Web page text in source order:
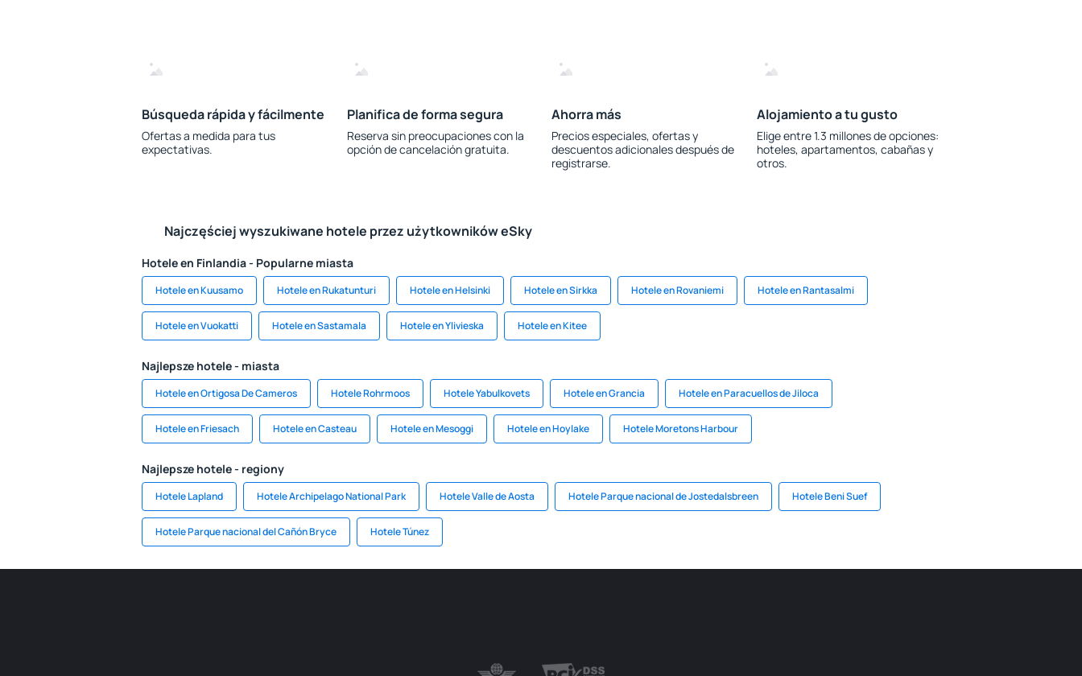
Búsqueda rápida y fácilmente
Ofertas a medida para tus
expectativas.
Planifica de forma segura
Reserva sin preocupaciones con la
opción de cancelación gratuita.
Ahorra más
Precios especiales, ofertas y
descuentos adicionales después de
registrarse.
Alojamiento a tu gusto
Elige entre 1.3 millones de opciones:
hoteles, apartamentos, cabañas y
otros.
Najczęściej wyszukiwane hotele przez użytkowników eSky
Hotele en Finlandia - Popularne miasta
Hotele en Kuusamo Hotele en Rukatunturi Hotele en Helsinki Hotele en Sirkka Hotele en Rovaniemi Hotele en Rantasalmi
Hotele en Vuokatti Hotele en Sastamala Hotele en Ylivieska Hotele en Kitee
Najlepsze hotele - miasta
Hotele en Ortigosa De Cameros Hotele Rohrmoos Hotele Yabulkovets Hotele en Grancia Hotele en Paracuellos de Jiloca
Hotele en Friesach Hotele en Casteau Hotele en Mesoggi Hotele en Hoylake Hotele Moretons Harbour
Najlepsze hotele - regiony
Hotele Lapland Hotele Archipelago National Park Hotele Valle de Aosta Hotele Parque nacional de Jostedalsbreen Hotele Beni Suef
Hotele Parque nacional del Cañón Bryce Hotele Túnez